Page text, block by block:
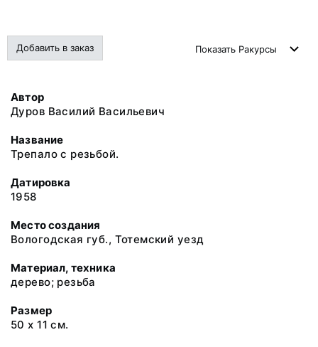
Добавить в заказ Показать Ракурсы
Автор
Дуров Василий Васильевич
Название
Трепало с резьбой.
Датировка
1958
Место создания
Вологодская губ., Тотемский уезд
Материал, техника
дерево; резьба
Размер
50 х 11 см.